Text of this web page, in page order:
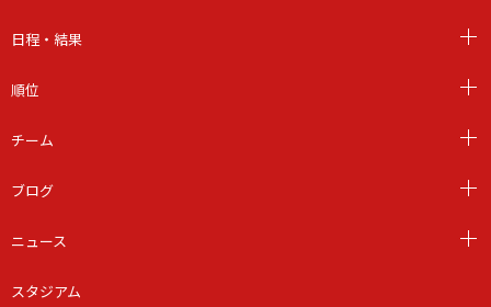
日程・結果
順位
チーム
ブログ
ニュース
スタジアム